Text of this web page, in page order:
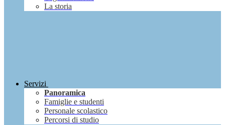
La storia
Servizi
Panoramica
Famiglie e studenti
Personale scolastico
Percorsi di studio